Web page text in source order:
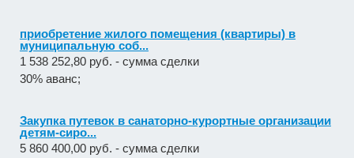
приобретение жилого помещения (квартиры) в
муниципальную соб...
1 538 252,80 руб. - сумма сделки
30% аванс;
Закупка путевок в санаторно-курортные организации
детям-сиро...
5 860 400,00 руб. - сумма сделки